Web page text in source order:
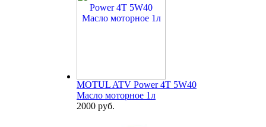
MOTUL ATV Power 4T 5W40
Масло моторное 1л
2000 руб.